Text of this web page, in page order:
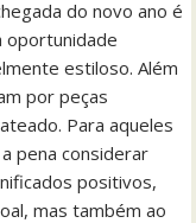
do novo ano é
oportunidade
estiloso. Além
por peças
Para aqueles
pena considerar
positivos,
mas também ao